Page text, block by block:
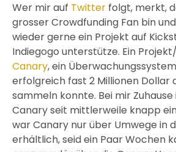
Wer mir auf Twitter folgt, merkt,
grosser Crowdfunding Fan bin
wieder gerne ein Projekt auf
Indiegogo unterstütze. Ein
Canary, ein
erfolgreich fast 2 Millionen Dollar
sammeln konnte. Bei mir Zuhause
Canary seit mittlerweile knapp
war Canary nur über Umwege in
erhältlich, seid ein Paar Wochen